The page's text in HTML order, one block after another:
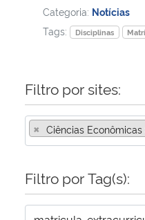
Ministério do Meio Ambiente
Ministério do Desenvolvimento
Controladoria-Geral da União
Secretaria-Geral
Categoria: Notícias
Tags:
Disciplinas
Filtro por sites:
× Ciências Econômicas
Filtro por Tag(s):